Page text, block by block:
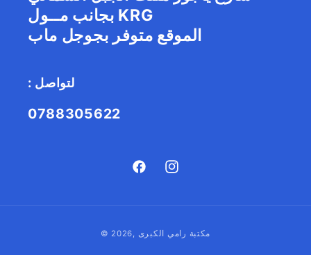
بجانب مــول KRG
الموقع متوفر بجوجل ماب
: لتواصل
0788305622
FacebookInstagram
© 2026, مكتبة رامي الكبرى